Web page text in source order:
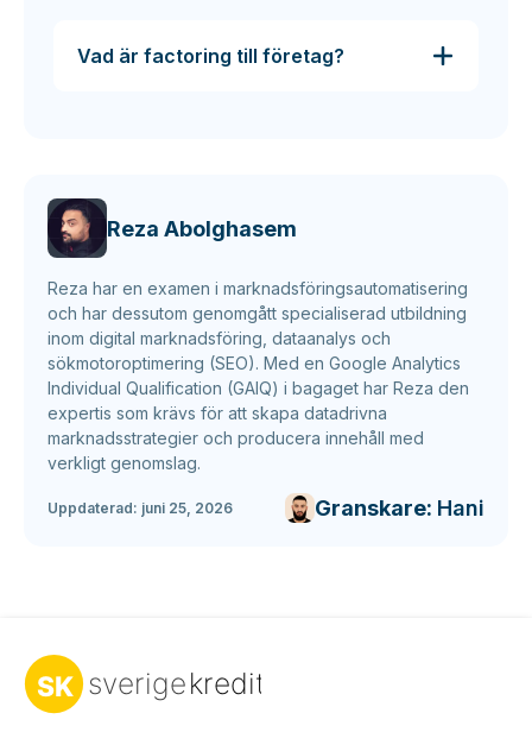
Vad är factoring till företag?
Reza Abolghasem
Reza har en examen i marknadsföringsautomatisering
och har dessutom genomgått specialiserad utbildning
inom digital marknadsföring, dataanalys och
sökmotoroptimering (SEO). Med en Google Analytics
Individual Qualification (GAIQ) i bagaget har Reza den
expertis som krävs för att skapa datadrivna
marknadsstrategier och producera innehåll med
verkligt genomslag.
Uppdaterad: juni 25, 2026 Granskare: Hani